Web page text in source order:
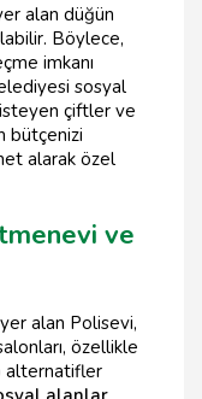
alan düğün
Böylece,
imkanı
sosyal
çiftler ve
bütçenizi
alarak özel
ve
alan Polisevi,
özellikle
alternatifler